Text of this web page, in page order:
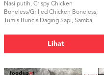
Nasi putih, Crispy Chicken
Boneless/Grilled Chicken Boneless,
Tumis Buncis Daging Sapi, Sambal
Lihat